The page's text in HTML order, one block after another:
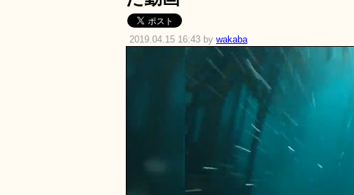
2019.04.15 16:43 by wakaba